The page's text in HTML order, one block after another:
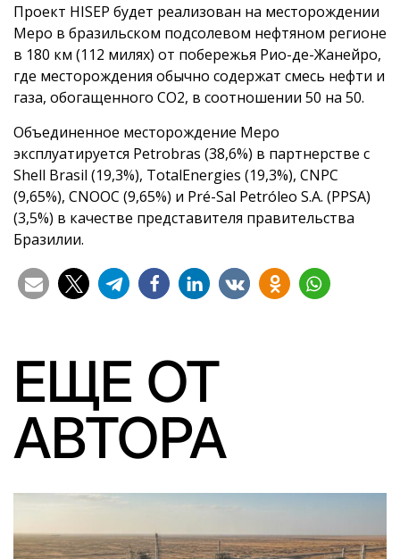
Проект HISEP будет реализован на месторождении
Меро в бразильском подсолевом нефтяном регионе
в 180 км (112 милях) от побережья Рио-де-Жанейро,
где месторождения обычно содержат смесь нефти и
газа, обогащенного CO2, в соотношении 50 на 50.
Объединенное месторождение Меро
эксплуатируется Petrobras (38,6%) в партнерстве с
Shell Brasil (19,3%), TotalEnergies (19,3%), CNPC
(9,65%), CNOOC (9,65%) и Pré-Sal Petróleo S.A. (PPSA)
(3,5%) в качестве представителя правительства
Бразилии.
ЕЩЕ ОТ
АВТОРА